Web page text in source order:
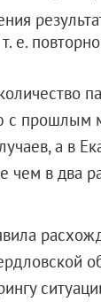
е.
с прошлым
а в
в два